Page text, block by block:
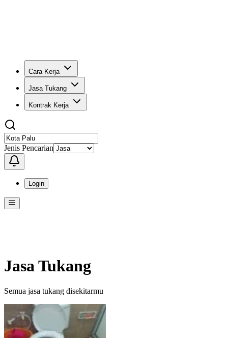
Cara Kerja
Jasa Tukang
Kontrak Kerja
Jenis Pencarian
Login
Jasa Tukang
Semua jasa tukang disekitarmu